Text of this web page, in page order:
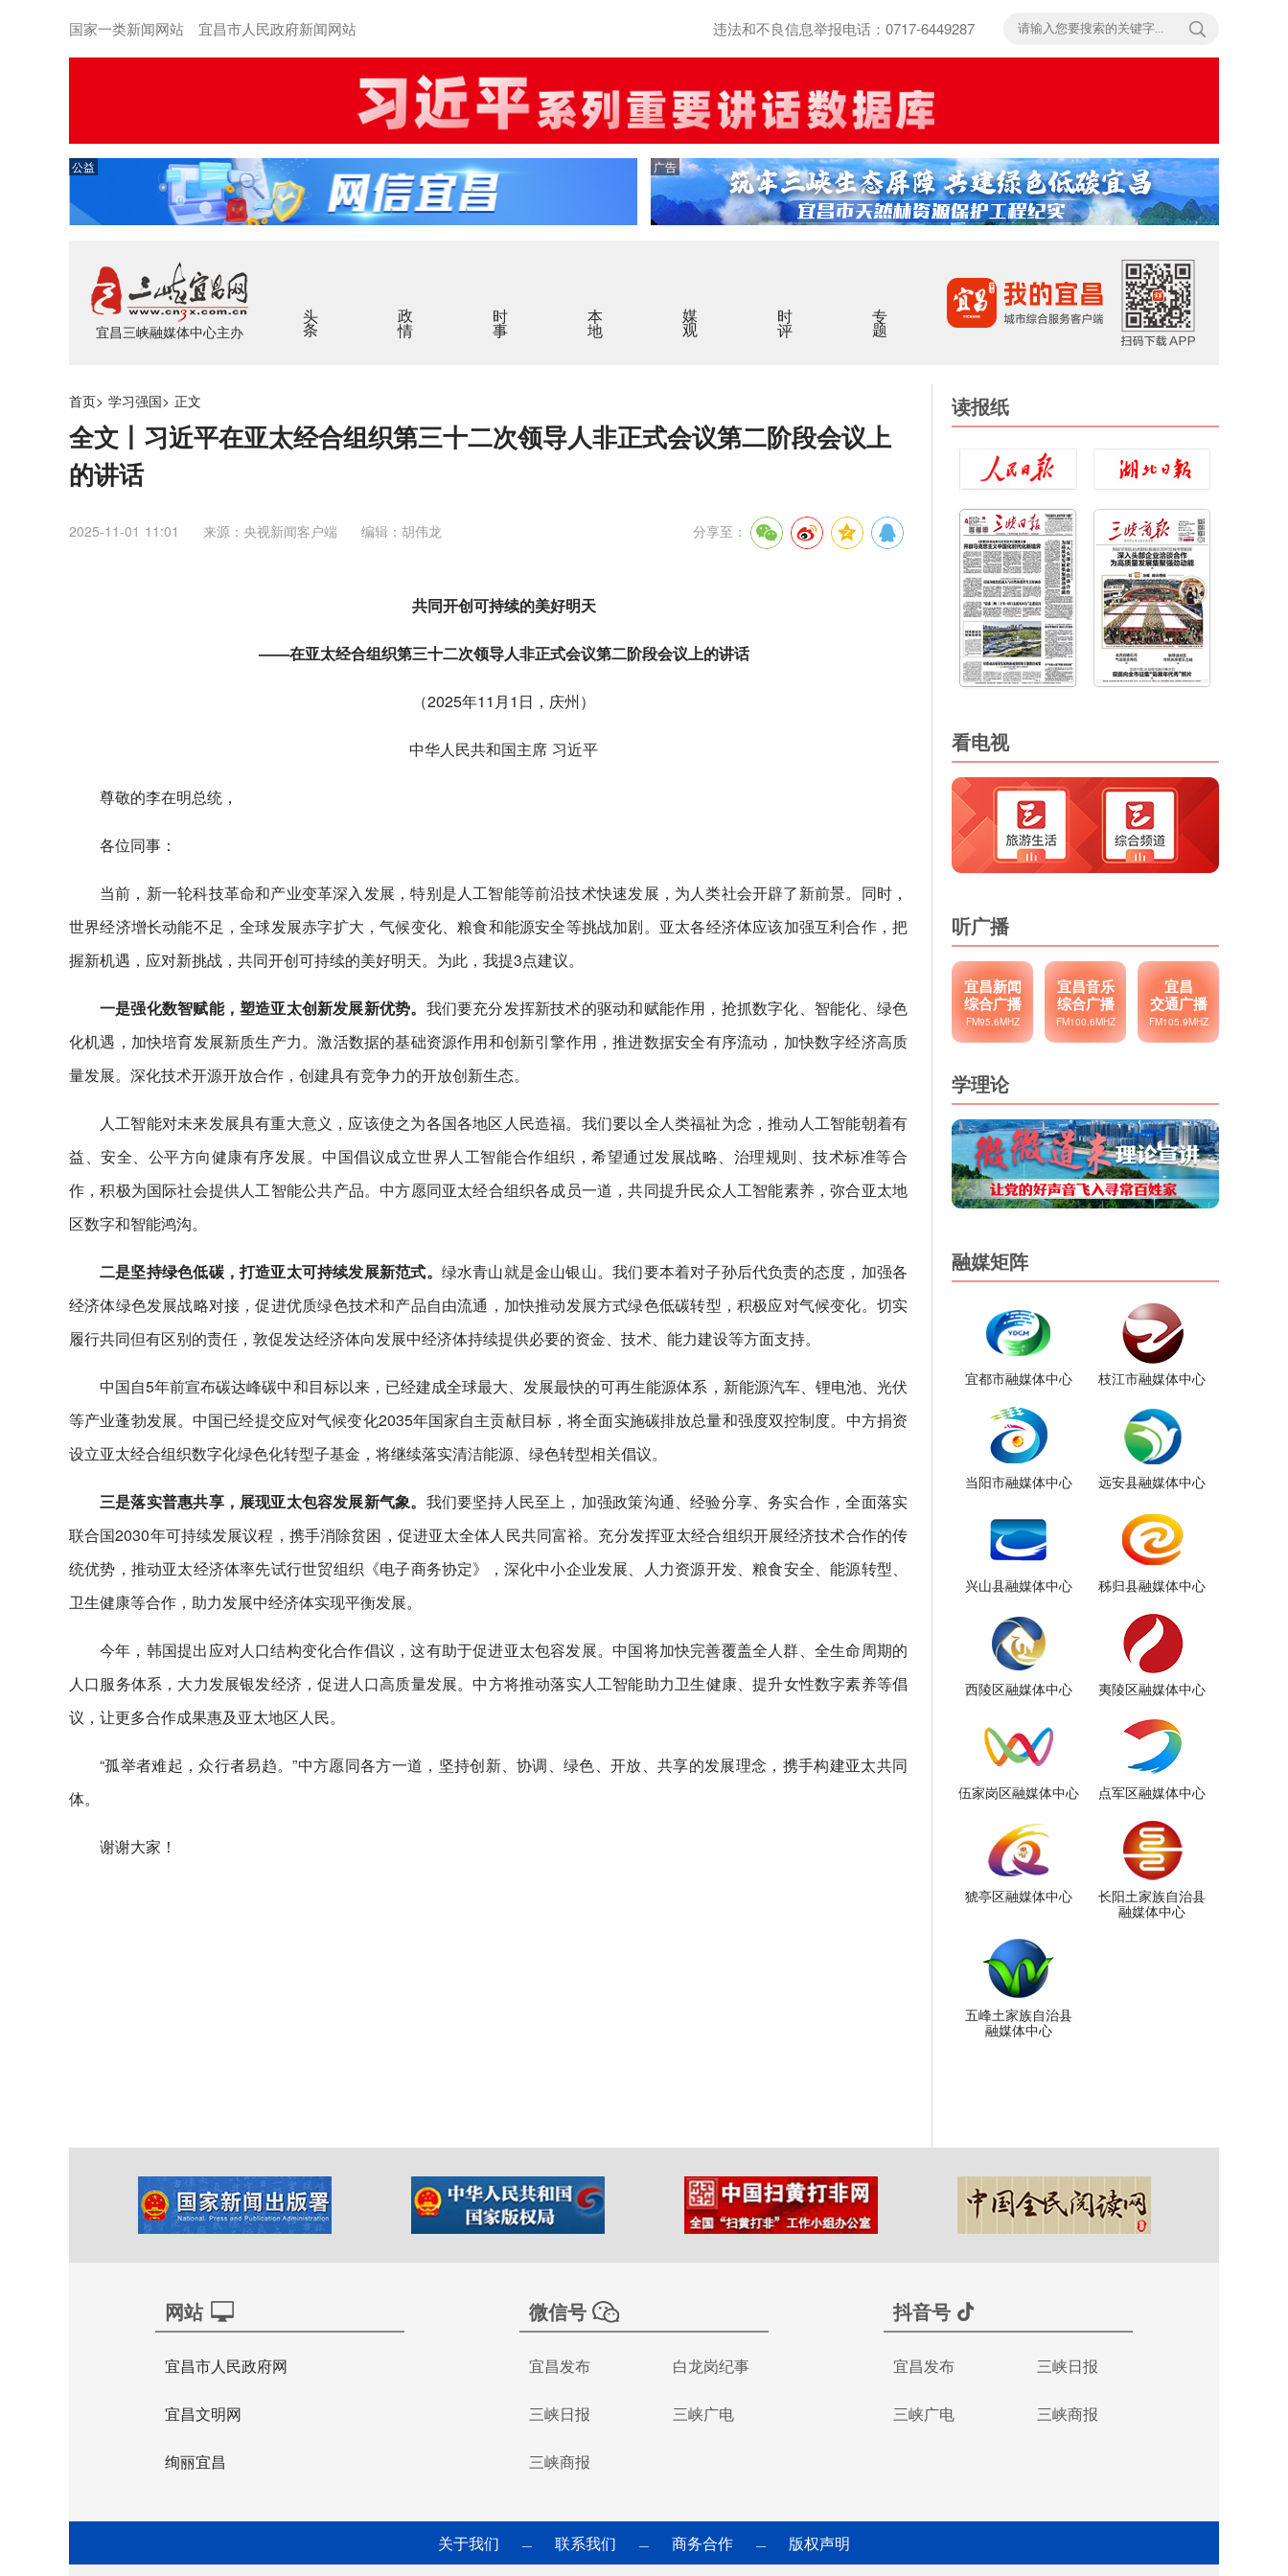
国家一类新闻网站 宜昌市人民政府新闻网站 违法和不良信息举报电话：0717-6449287
公益 广告
宜昌三峡融媒体中心主办
头条 政情 时事 本地 媒观 时评 专题
首页> 学习强国> 正文
全文丨习近平在亚太经合组织第三十二次领导人非正式会议第二阶段会议上
的讲话
2025-11-01 11:01 来源：央视新闻客户端 编辑：胡伟龙 分享至：
共同开创可持续的美好明天
——在亚太经合组织第三十二次领导人非正式会议第二阶段会议上的讲话
（2025年11月1日，庆州）
中华人民共和国主席 习近平
尊敬的李在明总统，
各位同事：
当前，新一轮科技革命和产业变革深入发展，特别是人工智能等前沿技术快速发展，为人类社会开辟了新前景。同时，
世界经济增长动能不足，全球发展赤字扩大，气候变化、粮食和能源安全等挑战加剧。亚太各经济体应该加强互利合作，把
握新机遇，应对新挑战，共同开创可持续的美好明天。为此，我提3点建议。
一是强化数智赋能，塑造亚太创新发展新优势。 我们要充分发挥新技术的驱动和赋能作用，抢抓数字化、智能化、绿色
化机遇，加快培育发展新质生产力。激活数据的基础资源作用和创新引擎作用，推进数据安全有序流动，加快数字经济高质
量发展。深化技术开源开放合作，创建具有竞争力的开放创新生态。
人工智能对未来发展具有重大意义，应该使之为各国各地区人民造福。我们要以全人类福祉为念，推动人工智能朝着有
益、安全、公平方向健康有序发展。中国倡议成立世界人工智能合作组织，希望通过发展战略、治理规则、技术标准等合
作，积极为国际社会提供人工智能公共产品。中方愿同亚太经合组织各成员一道，共同提升民众人工智能素养，弥合亚太地
区数字和智能鸿沟。
二是坚持绿色低碳，打造亚太可持续发展新范式。 绿水青山就是金山银山。我们要本着对子孙后代负责的态度，加强各
经济体绿色发展战略对接，促进优质绿色技术和产品自由流通，加快推动发展方式绿色低碳转型，积极应对气候变化。切实
履行共同但有区别的责任，敦促发达经济体向发展中经济体持续提供必要的资金、技术、能力建设等方面支持。
中国自5年前宣布碳达峰碳中和目标以来，已经建成全球最大、发展最快的可再生能源体系，新能源汽车、锂电池、光伏
等产业蓬勃发展。中国已经提交应对气候变化2035年国家自主贡献目标，将全面实施碳排放总量和强度双控制度。中方捐资
设立亚太经合组织数字化绿色化转型子基金，将继续落实清洁能源、绿色转型相关倡议。
三是落实普惠共享，展现亚太包容发展新气象。 我们要坚持人民至上，加强政策沟通、经验分享、务实合作，全面落实
联合国2030年可持续发展议程，携手消除贫困，促进亚太全体人民共同富裕。充分发挥亚太经合组织开展经济技术合作的传
统优势，推动亚太经济体率先试行世贸组织《电子商务协定》，深化中小企业发展、人力资源开发、粮食安全、能源转型、
卫生健康等合作，助力发展中经济体实现平衡发展。
今年，韩国提出应对人口结构变化合作倡议，这有助于促进亚太包容发展。中国将加快完善覆盖全人群、全生命周期的
人口服务体系，大力发展银发经济，促进人口高质量发展。中方将推动落实人工智能助力卫生健康、提升女性数字素养等倡
议，让更多合作成果惠及亚太地区人民。
“孤举者难起，众行者易趋。”中方愿同各方一道，坚持创新、协调、绿色、开放、共享的发展理念，携手构建亚太共同
体。
谢谢大家！
读报纸
看电视
听广播
宜昌新闻
综合广播
FM95.6MHZ
宜昌音乐
综合广播
FM100.6MHZ
宜昌
交通广播
FM105.9MHZ
学理论
融媒矩阵
宜都市融媒体中心 枝江市融媒体中心
当阳市融媒体中心 远安县融媒体中心
兴山县融媒体中心 秭归县融媒体中心
西陵区融媒体中心 夷陵区融媒体中心
伍家岗区融媒体中心 点军区融媒体中心
猇亭区融媒体中心
长阳土家族自治县
融媒体中心
五峰土家族自治县
融媒体中心
网站
宜昌市人民政府网
宜昌文明网
绚丽宜昌
微信号
宜昌发布 白龙岗纪事
三峡日报 三峡广电
三峡商报
抖音号
宜昌发布 三峡日报
三峡广电 三峡商报
关于我们 — 联系我们 — 商务合作 — 版权声明